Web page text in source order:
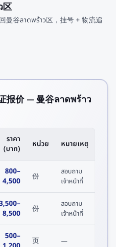
区
曼谷ลาดพร้าว区，挂号 + 物流追
报价 — 曼谷ลาดพร้าว
ราคา
(บาท)
หน่วย หมายเหตุ
800–
4,500
份
สอบถาม
เจ้าหน้าที่
–
8,500
份
สอบถาม
เจ้าหน้าที่
500–
页 —